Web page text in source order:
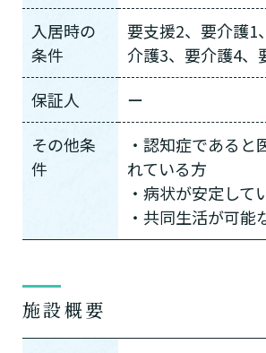
入居時の
条件
要支援2、要介護1
介護3、要介護4、
保証人
ー
その他条
件
・認知症であると
れている方
・病状が安定して
・共同生活が可能
施設概要